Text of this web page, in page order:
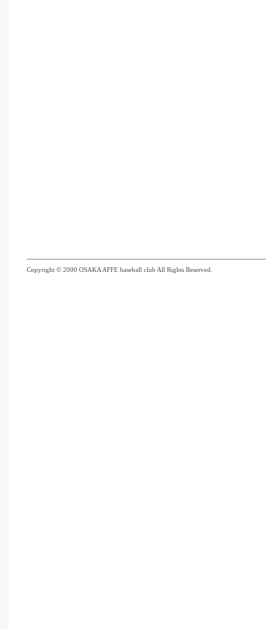
Copyright © 2000 OSAKA AFFE baseball club All Rights Reserved.